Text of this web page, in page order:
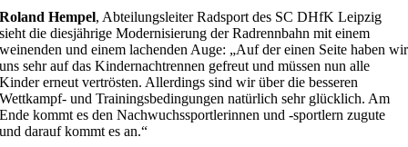
Roland Hempel, Abteilungsleiter Radsport des SC DHfK Leipzig
sieht die diesjährige Modernisierung der Radrennbahn mit einem
weinenden und einem lachenden Auge: „Auf der einen Seite haben wir
uns sehr auf das Kindernachtrennen gefreut und müssen nun alle
Kinder erneut vertrösten. Allerdings sind wir über die besseren
Wettkampf- und Trainingsbedingungen natürlich sehr glücklich. Am
Ende kommt es den Nachwuchssportlerinnen und -sportlern zugute
und darauf kommt es an.“